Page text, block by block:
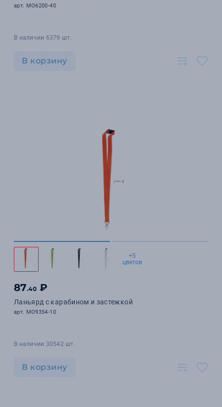
арт. MO6200-40
В наличии 6379 шт.
В корзину
+5
цветов
87.40 ₽
Ланьярд с карабином и застежкой
арт. MO9354-10
В наличии 30542 шт.
В корзину